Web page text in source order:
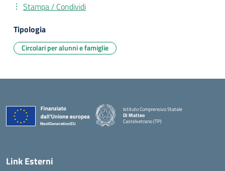
Stampa / Condividi
Tipologia
Circolari per alunni e famiglie
Istituto Comprensivo Statale
Di Matteo
Castelvetrano (TP)
Link Esterni